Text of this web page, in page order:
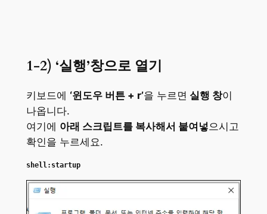
1-2) ‘실행’창으로 열기
키보드에 ‘윈도우 버튼 + r’을 누르면 실행 창이
나옵니다.
여기에 아래 스크립트를 복사해서 붙여넣으시고
확인을 누르세요.
shell:startup